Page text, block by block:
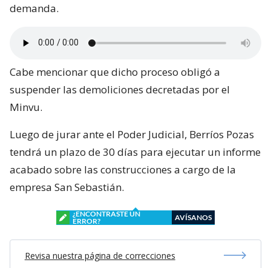
demanda.
Cabe mencionar que dicho proceso obligó a
suspender las demoliciones decretadas por el
Minvu.
Luego de jurar ante el Poder Judicial, Berríos Pozas
tendrá un plazo de 30 días para ejecutar un informe
acabado sobre las construcciones a cargo de la
empresa San Sebastián.
¿ENCONTRASTE UN
ERROR?
AVÍSANOS
Revisa nuestra página de correcciones